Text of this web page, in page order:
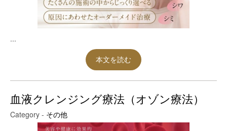
...
本文を読む
血液クレンジング療法（オゾン療法）
Category - その他